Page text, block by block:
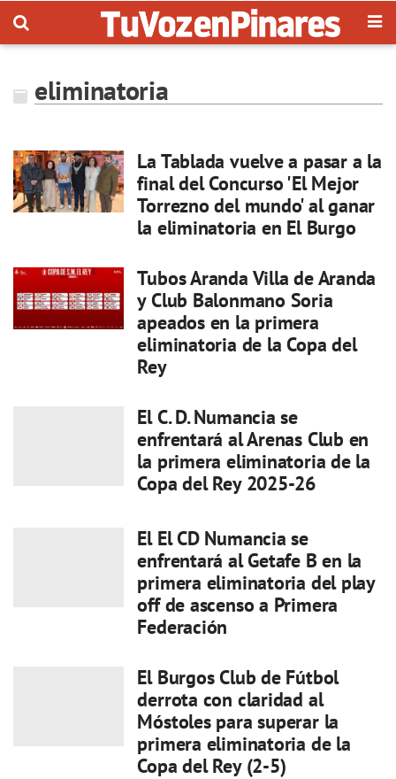
eliminatoria
La Tablada vuelve a pasar a la
final del Concurso 'El Mejor
Torrezno del mundo' al ganar
la eliminatoria en El Burgo
Tubos Aranda Villa de Aranda
y Club Balonmano Soria
apeados en la primera
eliminatoria de la Copa del
Rey
El C. D. Numancia se
enfrentará al Arenas Club en
la primera eliminatoria de la
Copa del Rey 2025-26
El El CD Numancia se
enfrentará al Getafe B en la
primera eliminatoria del play
off de ascenso a Primera
Federación
El Burgos Club de Fútbol
derrota con claridad al
Móstoles para superar la
primera eliminatoria de la
Copa del Rey (2-5)